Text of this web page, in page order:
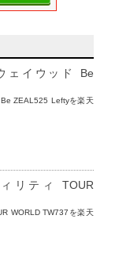
ェイウッド Be
ZEAL525 Leftyを楽天
リティ TOUR
WORLD TW737を楽天